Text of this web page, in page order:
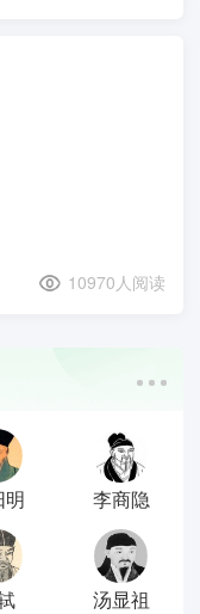
10970人阅读
明 李商隐
汤显祖